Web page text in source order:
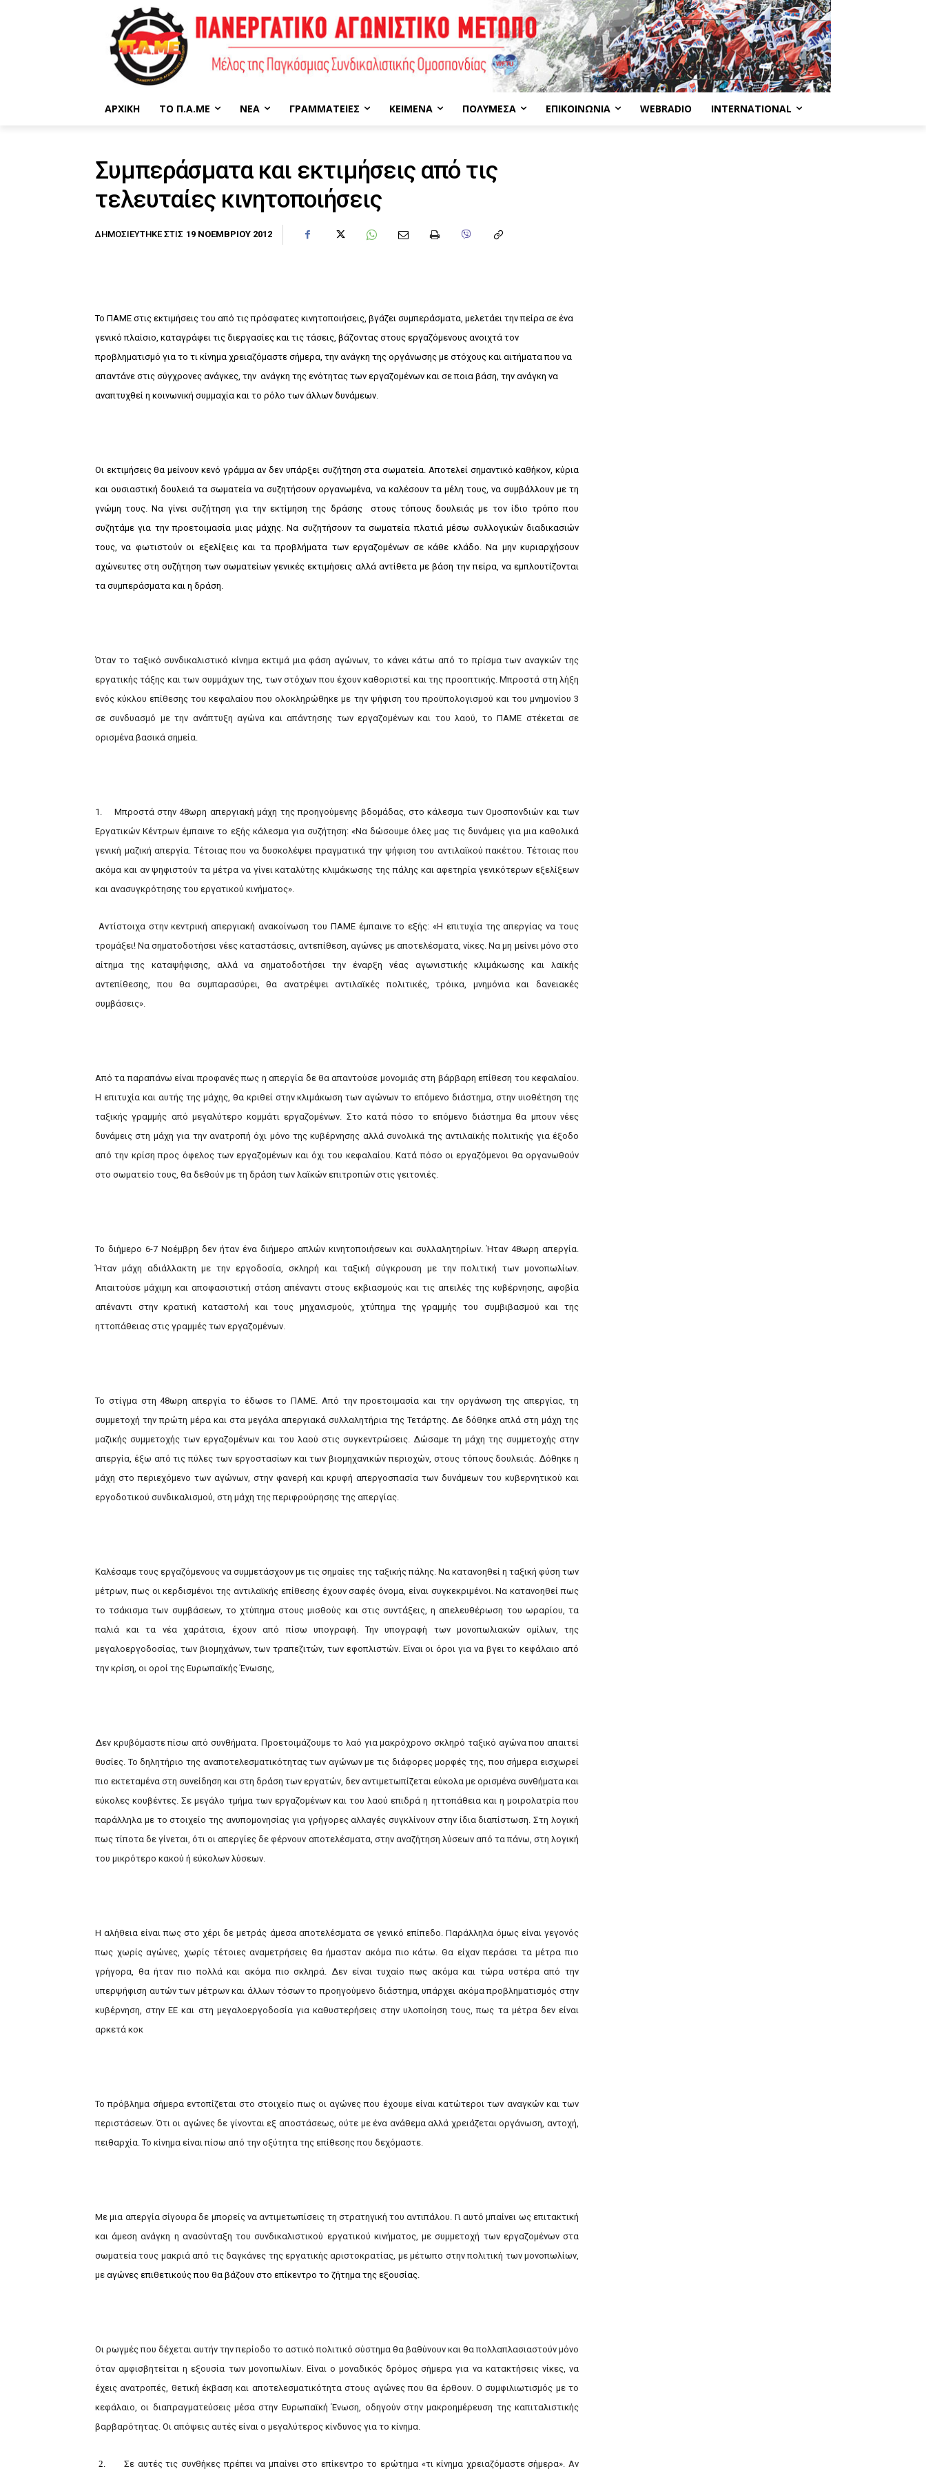
ΑΡΧΙΚΉ ΤΟ Π.Α.ΜΕ ΝΈΑ ΓΡΑΜΜΑΤΕΊΕΣ ΚΕΊΜΕΝΑ ΠΟΛΥΜΈΣΑ ΕΠΙΚΟΙΝΩΝΊΑ WEBRADIO INTERNATIONAL
Συμπεράσματα και εκτιμήσεις από τις
τελευταίες κινητοποιήσεις
ΔΗΜΟΣΙΕΎΤΗΚΕ ΣΤΙΣ 19 ΝΟΕΜΒΡΊΟΥ 2012
Το ΠΑΜΕ στις εκτιμήσεις του από τις πρόσφατες κινητοποιήσεις, βγάζει συμπεράσματα, μελετάει την πείρα σε ένα
γενικό πλαίσιο, καταγράφει τις διεργασίες και τις τάσεις, βάζοντας στους εργαζόμενους ανοιχτά τον
προβληματισμό για το τι κίνημα χρειαζόμαστε σήμερα, την ανάγκη της οργάνωσης με στόχους και αιτήματα που να
απαντάνε στις σύγχρονες ανάγκες, την ανάγκη της ενότητας των εργαζομένων και σε ποια βάση, την ανάγκη να
αναπτυχθεί η κοινωνική συμμαχία και το ρόλο των άλλων δυνάμεων.
Οι εκτιμήσεις θα μείνουν κενό γράμμα αν δεν υπάρξει συζήτηση στα σωματεία. Αποτελεί σημαντικό καθήκον, κύρια
και ουσιαστική δουλειά τα σωματεία να συζητήσουν οργανωμένα, να καλέσουν τα μέλη τους, να συμβάλλουν με τη
γνώμη τους. Να γίνει συζήτηση για την εκτίμηση της δράσης στους τόπους δουλειάς με τον ίδιο τρόπο που
συζητάμε για την προετοιμασία μιας μάχης. Να συζητήσουν τα σωματεία πλατιά μέσω συλλογικών διαδικασιών
τους, να φωτιστούν οι εξελίξεις και τα προβλήματα των εργαζομένων σε κάθε κλάδο. Να μην κυριαρχήσουν
αχώνευτες στη συζήτηση των σωματείων γενικές εκτιμήσεις αλλά αντίθετα με βάση την πείρα, να εμπλουτίζονται
τα συμπεράσματα και η δράση.
Όταν το ταξικό συνδικαλιστικό κίνημα εκτιμά μια φάση αγώνων, το κάνει κάτω από το πρίσμα των αναγκών της
εργατικής τάξης και των συμμάχων της, των στόχων που έχουν καθοριστεί και της προοπτικής. Μπροστά στη λήξη
ενός κύκλου επίθεσης του κεφαλαίου που ολοκληρώθηκε με την ψήφιση του προϋπολογισμού και του μνημονίου 3
σε συνδυασμό με την ανάπτυξη αγώνα και απάντησης των εργαζομένων και του λαού, το ΠΑΜΕ στέκεται σε
ορισμένα βασικά σημεία.
1. Μπροστά στην 48ωρη απεργιακή μάχη της προηγούμενης βδομάδας, στο κάλεσμα των Ομοσπονδιών και των
Εργατικών Κέντρων έμπαινε το εξής κάλεσμα για συζήτηση: «Να δώσουμε όλες μας τις δυνάμεις για μια καθολικά
γενική μαζική απεργία. Τέτοιας που να δυσκολέψει πραγματικά την ψήφιση του αντιλαϊκού πακέτου. Τέτοιας που
ακόμα και αν ψηφιστούν τα μέτρα να γίνει καταλύτης κλιμάκωσης της πάλης και αφετηρία γενικότερων εξελίξεων
και ανασυγκρότησης του εργατικού κινήματος».
Αντίστοιχα στην κεντρική απεργιακή ανακοίνωση του ΠΑΜΕ έμπαινε το εξής: «Η επιτυχία της απεργίας να τους
τρομάξει! Να σηματοδοτήσει νέες καταστάσεις, αντεπίθεση, αγώνες με αποτελέσματα, νίκες. Να μη μείνει μόνο στο
αίτημα της καταψήφισης, αλλά να σηματοδοτήσει την έναρξη νέας αγωνιστικής κλιμάκωσης και λαϊκής
αντεπίθεσης, που θα συμπαρασύρει, θα ανατρέψει αντιλαϊκές πολιτικές, τρόικα, μνημόνια και δανειακές
συμβάσεις».
Από τα παραπάνω είναι προφανές πως η απεργία δε θα απαντούσε μονομιάς στη βάρβαρη επίθεση του κεφαλαίου.
Η επιτυχία και αυτής της μάχης, θα κριθεί στην κλιμάκωση των αγώνων το επόμενο διάστημα, στην υιοθέτηση της
ταξικής γραμμής από μεγαλύτερο κομμάτι εργαζομένων. Στο κατά πόσο το επόμενο διάστημα θα μπουν νέες
δυνάμεις στη μάχη για την ανατροπή όχι μόνο της κυβέρνησης αλλά συνολικά της αντιλαϊκής πολιτικής για έξοδο
από την κρίση προς όφελος των εργαζομένων και όχι του κεφαλαίου. Κατά πόσο οι εργαζόμενοι θα οργανωθούν
στο σωματείο τους, θα δεθούν με τη δράση των λαϊκών επιτροπών στις γειτονιές.
Το διήμερο 6-7 Νοέμβρη δεν ήταν ένα διήμερο απλών κινητοποιήσεων και συλλαλητηρίων. Ήταν 48ωρη απεργία.
Ήταν μάχη αδιάλλακτη με την εργοδοσία, σκληρή και ταξική σύγκρουση με την πολιτική των μονοπωλίων.
Απαιτούσε μάχιμη και αποφασιστική στάση απέναντι στους εκβιασμούς και τις απειλές της κυβέρνησης, αφοβία
απέναντι στην κρατική καταστολή και τους μηχανισμούς, χτύπημα της γραμμής του συμβιβασμού και της
ηττοπάθειας στις γραμμές των εργαζομένων.
Το στίγμα στη 48ωρη απεργία το έδωσε το ΠΑΜΕ. Από την προετοιμασία και την οργάνωση της απεργίας, τη
συμμετοχή την πρώτη μέρα και στα μεγάλα απεργιακά συλλαλητήρια της Τετάρτης. Δε δόθηκε απλά στη μάχη της
μαζικής συμμετοχής των εργαζομένων και του λαού στις συγκεντρώσεις. Δώσαμε τη μάχη της συμμετοχής στην
απεργία, έξω από τις πύλες των εργοστασίων και των βιομηχανικών περιοχών, στους τόπους δουλειάς. Δόθηκε η
μάχη στο περιεχόμενο των αγώνων, στην φανερή και κρυφή απεργοσπασία των δυνάμεων του κυβερνητικού και
εργοδοτικού συνδικαλισμού, στη μάχη της περιφρούρησης της απεργίας.
Καλέσαμε τους εργαζόμενους να συμμετάσχουν με τις σημαίες της ταξικής πάλης. Να κατανοηθεί η ταξική φύση των
μέτρων, πως οι κερδισμένοι της αντιλαϊκής επίθεσης έχουν σαφές όνομα, είναι συγκεκριμένοι. Να κατανοηθεί πως
το τσάκισμα των συμβάσεων, το χτύπημα στους μισθούς και στις συντάξεις, η απελευθέρωση του ωραρίου, τα
παλιά και τα νέα χαράτσια, έχουν από πίσω υπογραφή. Την υπογραφή των μονοπωλιακών ομίλων, της
μεγαλοεργοδοσίας, των βιομηχάνων, των τραπεζιτών, των εφοπλιστών. Είναι οι όροι για να βγει το κεφάλαιο από
την κρίση, οι οροί της Ευρωπαϊκής Ένωσης,
Δεν κρυβόμαστε πίσω από συνθήματα. Προετοιμάζουμε το λαό για μακρόχρονο σκληρό ταξικό αγώνα που απαιτεί
θυσίες. Το δηλητήριο της αναποτελεσματικότητας των αγώνων με τις διάφορες μορφές της, που σήμερα εισχωρεί
πιο εκτεταμένα στη συνείδηση και στη δράση των εργατών, δεν αντιμετωπίζεται εύκολα με ορισμένα συνθήματα και
εύκολες κουβέντες. Σε μεγάλο τμήμα των εργαζομένων και του λαού επιδρά η ηττοπάθεια και η μοιρολατρία που
παράλληλα με το στοιχείο της ανυπομονησίας για γρήγορες αλλαγές συγκλίνουν στην ίδια διαπίστωση. Στη λογική
πως τίποτα δε γίνεται, ότι οι απεργίες δε φέρνουν αποτελέσματα, στην αναζήτηση λύσεων από τα πάνω, στη λογική
του μικρότερο κακού ή εύκολων λύσεων.
Η αλήθεια είναι πως στο χέρι δε μετράς άμεσα αποτελέσματα σε γενικό επίπεδο. Παράλληλα όμως είναι γεγονός
πως χωρίς αγώνες, χωρίς τέτοιες αναμετρήσεις θα ήμασταν ακόμα πιο κάτω. Θα είχαν περάσει τα μέτρα πιο
γρήγορα, θα ήταν πιο πολλά και ακόμα πιο σκληρά. Δεν είναι τυχαίο πως ακόμα και τώρα υστέρα από την
υπερψήφιση αυτών των μέτρων και άλλων τόσων το προηγούμενο διάστημα, υπάρχει ακόμα προβληματισμός στην
κυβέρνηση, στην ΕΕ και στη μεγαλοεργοδοσία για καθυστερήσεις στην υλοποίηση τους, πως τα μέτρα δεν είναι
αρκετά κοκ
Το πρόβλημα σήμερα εντοπίζεται στο στοιχείο πως οι αγώνες που έχουμε είναι κατώτεροι των αναγκών και των
περιστάσεων. Ότι οι αγώνες δε γίνονται εξ αποστάσεως, ούτε με ένα ανάθεμα αλλά χρειάζεται οργάνωση, αντοχή,
πειθαρχία. Το κίνημα είναι πίσω από την οξύτητα της επίθεσης που δεχόμαστε.
Με μια απεργία σίγουρα δε μπορείς να αντιμετωπίσεις τη στρατηγική του αντιπάλου. Γι αυτό μπαίνει ως επιτακτική
και άμεση ανάγκη η ανασύνταξη του συνδικαλιστικού εργατικού κινήματος, με συμμετοχή των εργαζομένων στα
σωματεία τους μακριά από τις δαγκάνες της εργατικής αριστοκρατίας, με μέτωπο στην πολιτική των μονοπωλίων,
με αγώνες επιθετικούς που θα βάζουν στο επίκεντρο το ζήτημα της εξουσίας.
Οι ρωγμές που δέχεται αυτήν την περίοδο το αστικό πολιτικό σύστημα θα βαθύνουν και θα πολλαπλασιαστούν μόνο
όταν αμφισβητείται η εξουσία των μονοπωλίων. Είναι ο μοναδικός δρόμος σήμερα για να κατακτήσεις νίκες, να
έχεις ανατροπές, θετική έκβαση και αποτελεσματικότητα στους αγώνες που θα έρθουν. Ο συμφιλιωτισμός με το
κεφάλαιο, οι διαπραγματεύσεις μέσα στην Ευρωπαϊκή Ένωση, οδηγούν στην μακροημέρευση της καπιταλιστικής
βαρβαρότητας. Οι απόψεις αυτές είναι ο μεγαλύτερος κίνδυνος για το κίνημα.
2.Σε αυτές τις συνθήκες πρέπει να μπαίνει στο επίκεντρο το ερώτημα «τι κίνημα χρειαζόμαστε σήμερα». Αν